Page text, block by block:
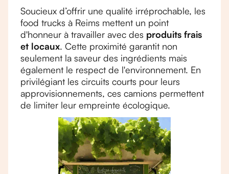
Soucieux d’offrir une qualité irréprochable, les
food trucks à Reims mettent un point
d'honneur à travailler avec des produits frais
et locaux. Cette proximité garantit non
seulement la saveur des ingrédients mais
également le respect de l'environnement. En
privilégiant les circuits courts pour leurs
approvisionnements, ces camions permettent
de limiter leur empreinte écologique.